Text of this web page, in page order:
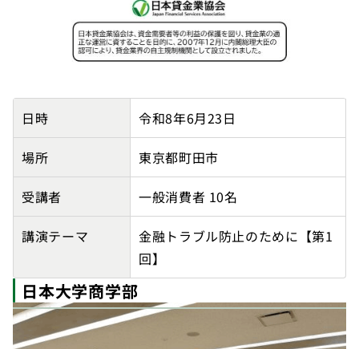
特定非営利活動法人インクルージョンセンター東京オレ
日時 令和8年6月23日
場所 東京都町田市
受講者 一般消費者 10名
講演テーマ
金融トラブル防止のために【第1
回】
日本大学商学部